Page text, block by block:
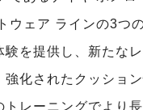
ェア ラインの3つ
を提供し、新たな
化されたクッション
レーニングでより